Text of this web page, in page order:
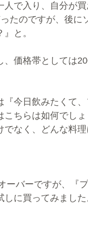
人で入り、自分が
たのですが、後に
と。
、価格帯としては
『今日飲みたくて
こちらは如何でし
でなく、どんな料
ーバーですが、『
しに買ってみまし